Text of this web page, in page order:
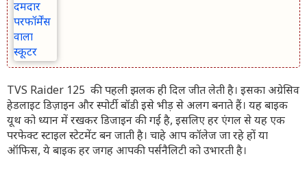
TVS Raider 125 की पहली झलक ही दिल जीत लेती है। इसका अग्रेसिव
हेडलाइट डिज़ाइन और स्पोर्टी बॉडी इसे भीड़ से अलग बनाते हैं। यह बाइक
यूथ को ध्यान में रखकर डिजाइन की गई है, इसलिए हर एंगल से यह एक
परफेक्ट स्टाइल स्टेटमेंट बन जाती है। चाहे आप कॉलेज जा रहे हों या
ऑफिस, ये बाइक हर जगह आपकी पर्सनैलिटी को उभारती है।